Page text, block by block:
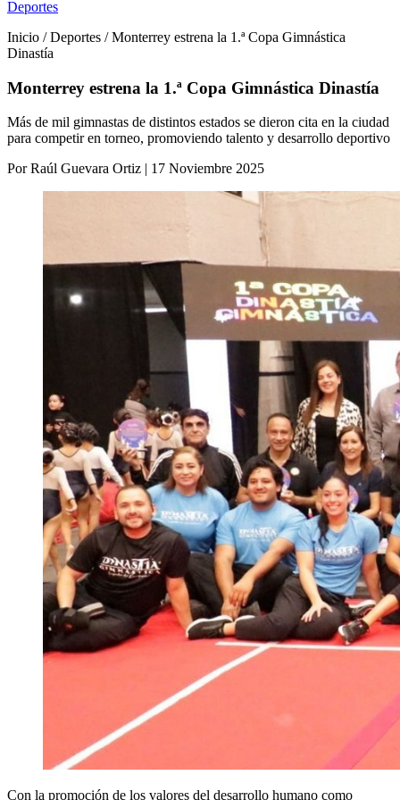
Deportes
Inicio / Deportes / Monterrey estrena la 1.ª Copa Gimnástica
Dinastía
Monterrey estrena la 1.ª Copa Gimnástica Dinastía
Más de mil gimnastas de distintos estados se dieron cita en la ciudad
para competir en torneo, promoviendo talento y desarrollo deportivo
Por Raúl Guevara Ortiz | 17 Noviembre 2025
Con la promoción de los valores del desarrollo humano como